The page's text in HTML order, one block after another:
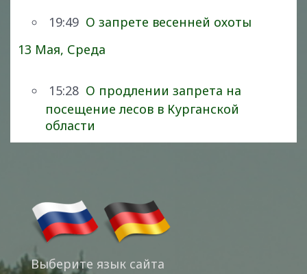
19:49 О запрете весенней охоты
13 Мая, Среда
15:28 О продлении запрета на
посещение лесов в Курганской
области
Выберите язык сайта